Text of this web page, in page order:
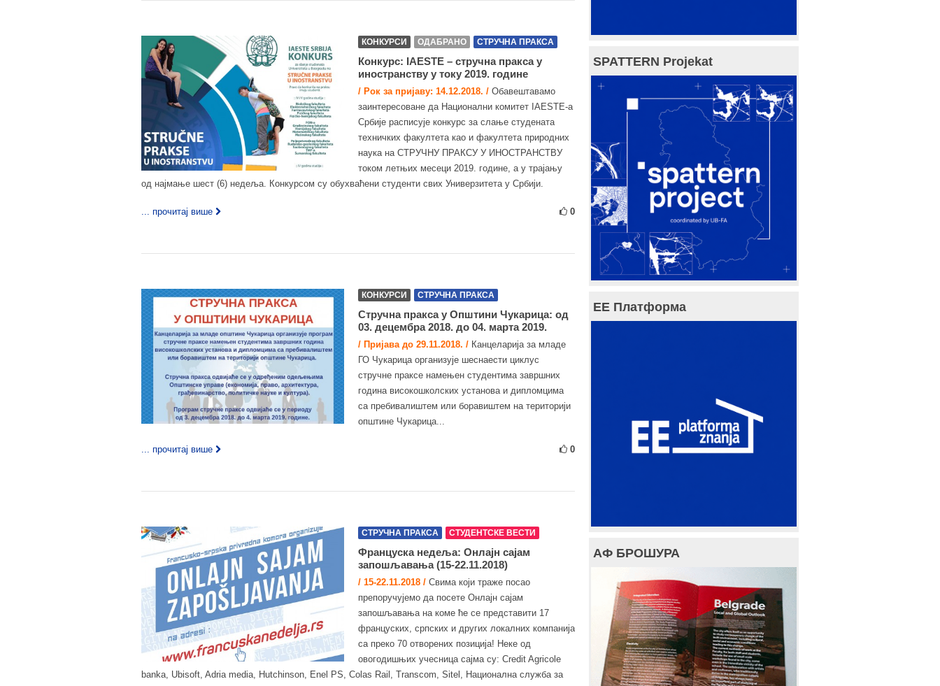
КОНКУРСИ ОДАБРАНО СТРУЧНА ПРАКСА
Конкурс: IAESTE – стручна пракса у
иностранству у току 2019. године
/ Рок за пријаву: 14.12.2018. / Обавештавамо
заинтересоване да Национални комитет IAESTE-а
Србије расписује конкурс за слање студената
техничких факултета као и факултета природних
наука на СТРУЧНУ ПРАКСУ У ИНОСТРАНСТВУ
током летњих месеци 2019. године, а у трајању
од најмање шест (6) недеља. Конкурсом су обухваћени студенти свих Универзитета у Србији.
... прочитај више 0
КОНКУРСИ СТРУЧНА ПРАКСА
Стручна пракса у Општини Чукарица: од
03. децембра 2018. до 04. марта 2019.
/ Пријава до 29.11.2018. / Канцеларија за младе
ГО Чукарица организује шеснаести циклус
стручне праксе намењен студентима завршних
година високошколских установа и дипломцима
са пребивалиштем или боравиштем на територији
општине Чукарица...
... прочитај више 0
СТРУЧНА ПРАКСА СТУДЕНТСКЕ ВЕСТИ
Француска недеља: Онлајн сајам
запошљавања (15-22.11.2018)
/ 15-22.11.2018 / Свима који траже посао
препоручујемо да посете Онлајн сајам
запошљавања на коме ће се представити 17
француских, српских и других локалних компанија
са преко 70 отворених позиција! Неке од
овогодишњих учесница сајма су: Credit Agricole
banka, Ubisoft, Adria media, Hutchinson, Enel PS, Colas Rail, Transcom, Sitel, Национална служба за
SPATTERN Projekat
ЕЕ Платформа
АФ БРОШУРА